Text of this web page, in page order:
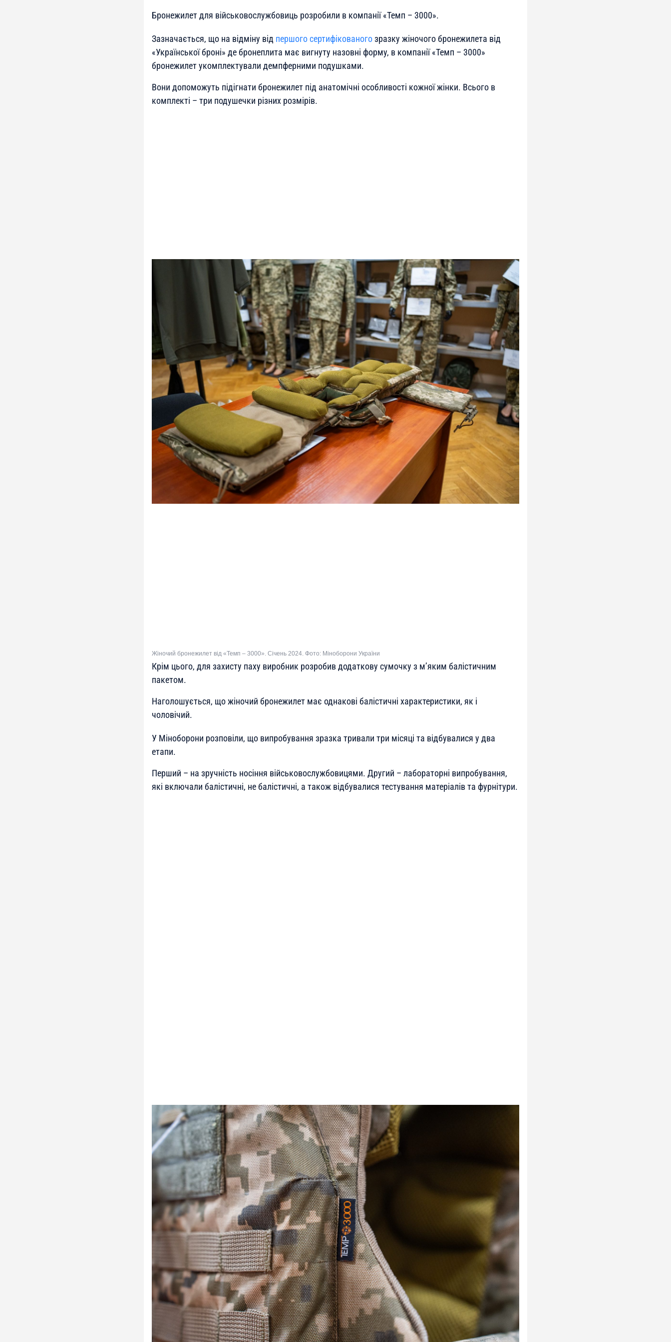
Бронежилет для військовослужбовиць розробили в компанії «Темп – 3000».
Зазначається, що на відміну від першого сертифікованогозразку жіночого бронежилета від
«Української броні» де бронеплита має вигнуту назовні форму, в компанії «Темп – 3000»
бронежилет укомплектували демпферними подушками.
Вони допоможуть підігнати бронежилет під анатомічні особливості кожної жінки. Всього в
комплекті – три подушечки різних розмірів.
Жіночий бронежилет від «Темп – 3000». Січень 2024. Фото: Міноборони України
Крім цього, для захисту паху виробник розробив додаткову сумочку з м’яким балістичним
пакетом.
Наголошується, що жіночий бронежилет має однакові балістичні характеристики, як і
чоловічий.
У Міноборони розповіли, що випробування зразка тривали три місяці та відбувалися у два
етапи.
Перший – на зручність носіння військовослужбовицями. Другий – лабораторні випробування,
які включали балістичні, не балістичні, а також відбувалися тестування матеріалів та фурнітури.